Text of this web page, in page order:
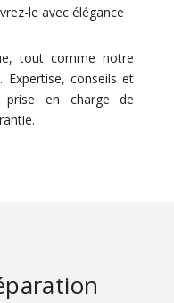
le avec élégance
tout comme notre
Expertise, conseils et
prise en charge de